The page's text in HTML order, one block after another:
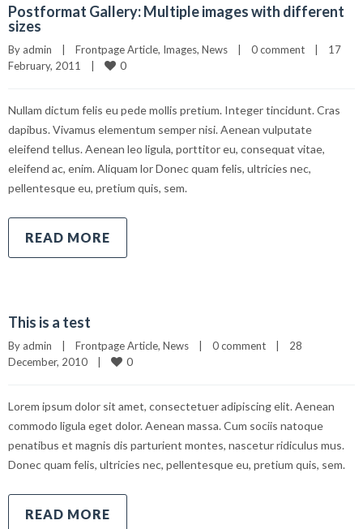
Postformat Gallery: Multiple images with different
sizes
By admin Frontpage Article, Images, News 0 comment
17
February, 2011
0
Nullam dictum felis eu pede mollis pretium. Integer tincidunt. Cras
dapibus. Vivamus elementum semper nisi. Aenean vulputate
eleifend tellus. Aenean leo ligula, porttitor eu, consequat vitae,
eleifend ac, enim. Aliquam lor Donec quam felis, ultricies nec,
pellentesque eu, pretium quis, sem.
READ MORE
This is a test
By admin Frontpage Article, News 0 comment
28
December, 2010
0
Lorem ipsum dolor sit amet, consectetuer adipiscing elit. Aenean
commodo ligula eget dolor. Aenean massa. Cum sociis natoque
penatibus et magnis dis parturient montes, nascetur ridiculus mus.
Donec quam felis, ultricies nec, pellentesque eu, pretium quis, sem.
READ MORE